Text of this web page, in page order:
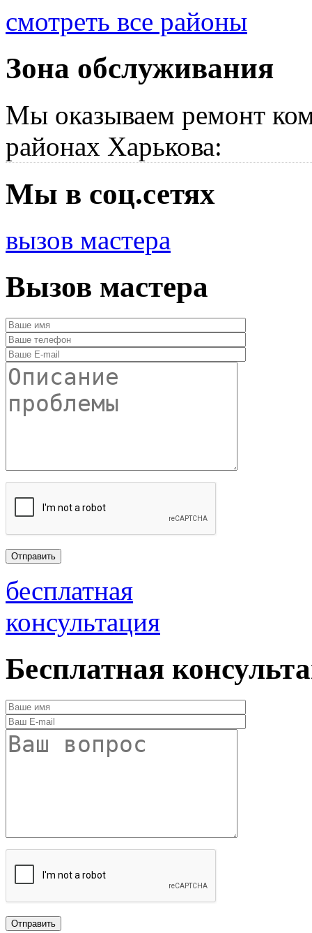
смотреть все районы
Зона обслуживания
Мы оказываем ремонт
районах Харькова:
Мы в соц.сетях
вызов мастера
Вызов мастера
бесплатная
консультация
Бесплатная